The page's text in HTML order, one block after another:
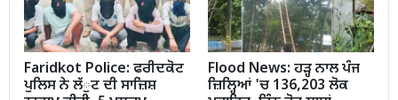
Faridkot Police: ਫਰੀਦਕੋਟ
ਪੁਲਿਸ ਨੇ ਲੱੁਟ ਦੀ ਸਾਜ਼ਿਸ਼
Flood News: ਹੜ੍ਹ ਨਾਲ ਪੰਜ
ਜ਼ਿਲ੍ਹਿਆਂ 'ਚ 136,203 ਲੋਕ